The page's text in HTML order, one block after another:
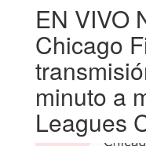
EN VIVO
Chicago
minuto a
Leagues